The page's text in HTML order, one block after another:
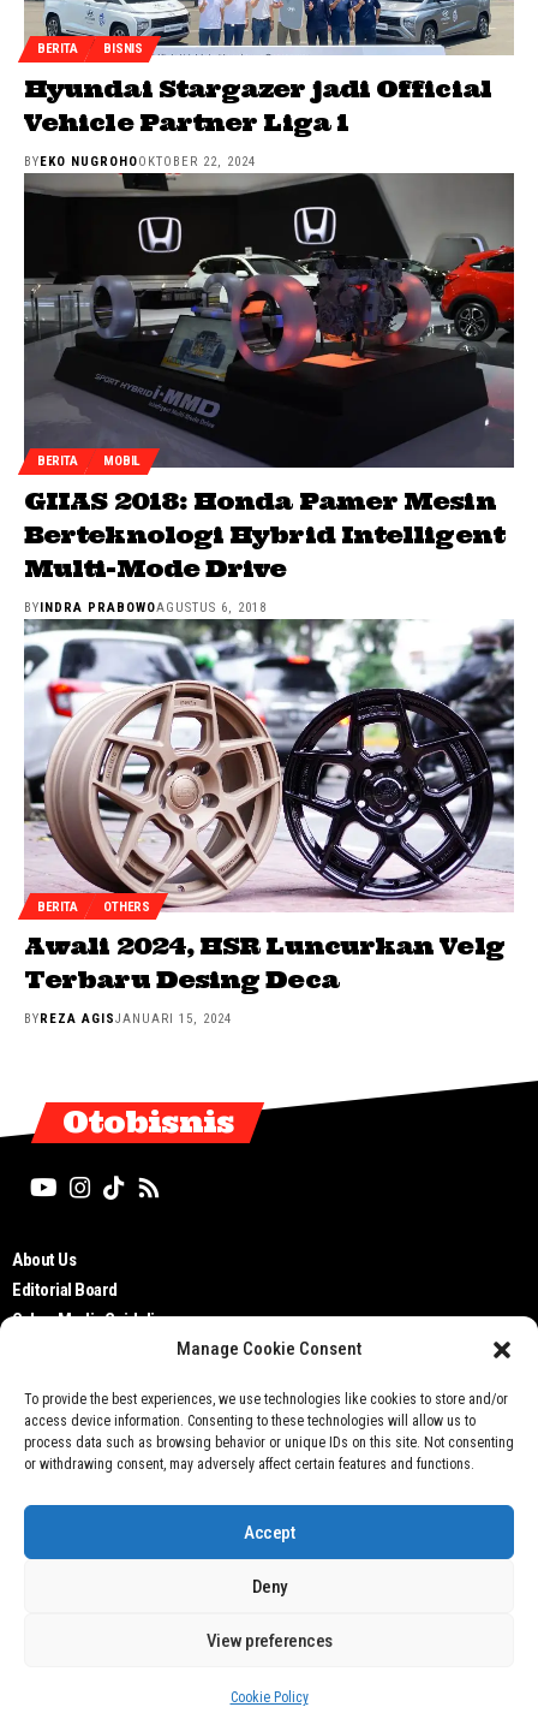
Manage Cookie Consent
To provide the best experiences, we use technologies like cookies to store and/or
access device information. Consenting to these technologies will allow us to
process data such as browsing behavior or unique IDs on this site. Not consenting
or withdrawing consent, may adversely affect certain features and functions.
Accept
Deny
View preferences
Cookie Policy
BERITA BISNIS
Hyundai Stargazer jadi Official
Vehicle Partner Liga 1
BYEKO NUGROHOOKTOBER 22, 2024
BERITA MOBIL
GIIAS 2018: Honda Pamer Mesin
Berteknologi Hybrid Intelligent
Multi-Mode Drive
BYINDRA PRABOWOAGUSTUS 6, 2018
BERITA OTHERS
Awali 2024, HSR Luncurkan Velg
Terbaru Desing Deca
BY REZA AGISJANUARI 15, 2024
Otobisnis
About Us
Editorial Board
Cyber Media Guidelines
Privacy Policy
Contact Us